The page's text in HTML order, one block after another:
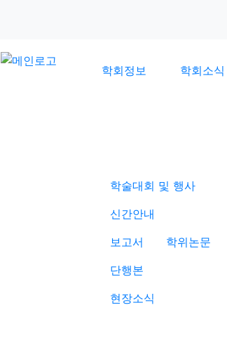
학회정보 학회소식
학술대회 및 행사
신간안내
보고서
학위논문
단행본
현장소식